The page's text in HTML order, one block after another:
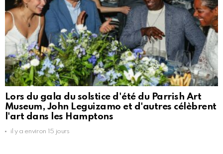
Lors du gala du solstice d'été du Parrish Art
Museum, John Leguizamo et d'autres célèbrent
l'art dans les Hamptons
il y a environ 15 jours